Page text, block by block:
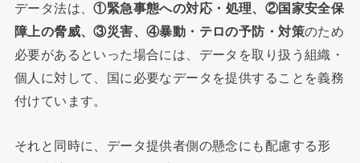
データ法は、①緊急事態への対応・処理、②国家安全保
障上の脅威、③災害、④暴動・テロの予防・対策のため
必要があるといった場合には、データを取り扱う組織・
個人に対して、国に必要なデータを提供することを義務
付けています。
それと同時に、データ提供者側の懸念にも配慮する形